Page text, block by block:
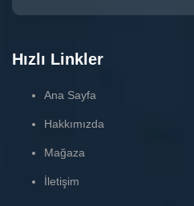
Hızlı Linkler
Ana Sayfa
Hakkımızda
Mağaza
İletişim